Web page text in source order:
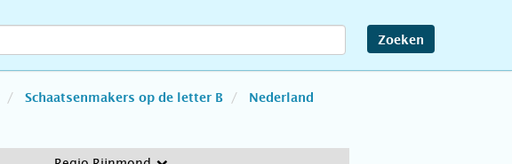
Zoeken
Schaatsenmakers op de letter B
Nederland